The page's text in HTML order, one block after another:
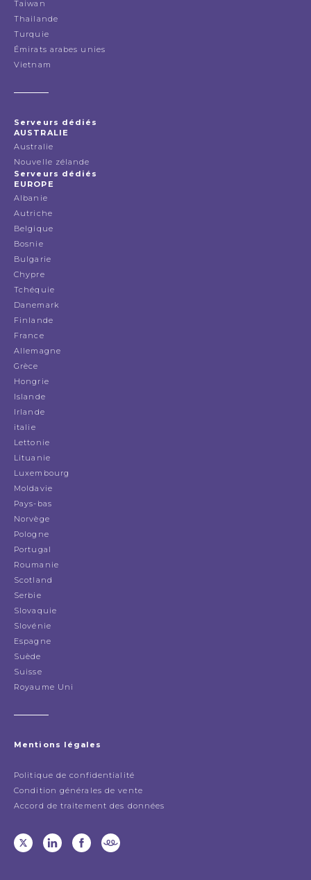
Taiwan
Thailande
Turquie
Émirats arabes unies
Vietnam
Serveurs dédiés
AUSTRALIE
Australie
Nouvelle zélande
Serveurs dédiés
EUROPE
Albanie
Autriche
Belgique
Bosnie
Bulgarie
Chypre
Tchéquie
Danemark
Finlande
France
Allemagne
Grèce
Hongrie
Islande
Irlande
italie
Lettonie
Lituanie
Luxembourg
Moldavie
Pays-bas
Norvège
Pologne
Portugal
Roumanie
Scotland
Serbie
Slovaquie
Slovénie
Espagne
Suède
Suisse
Royaume Uni
Mentions légales
Politique de confidentialité
Condition générales de vente
Accord de traitement des données